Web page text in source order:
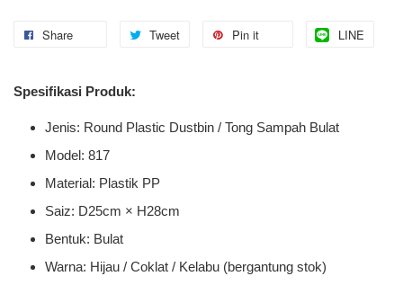
Share Tweet Pin it LINE
Spesifikasi Produk:
Jenis: Round Plastic Dustbin / Tong Sampah Bulat
Model: 817
Material: Plastik PP
Saiz: D25cm × H28cm
Bentuk: Bulat
Warna: Hijau / Coklat / Kelabu (bergantung stok)